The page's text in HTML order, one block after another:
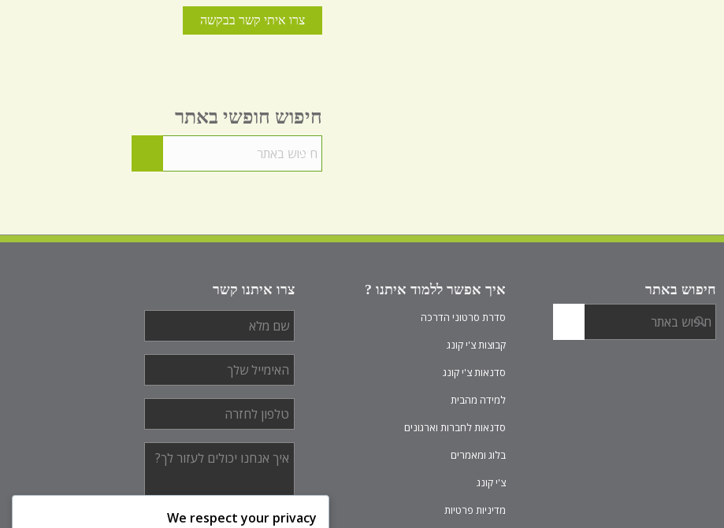
חיפוש חופשי באתר
חיפוש באתר איך אפשר ללמוד איתנו ?
סדרת סרטוני הדרכה
קבוצות צ'י קונג
סדנאות צ'י קונג
למידה מהבית
סדנאות לחברות וארגונים
בלוג ומאמרים
צ'י קונג
מדיניות פרטיות
צרו איתנו קשר
מלא *
שלך *
לחזרה
*
אנחנו
לעזור
We respect your privacy